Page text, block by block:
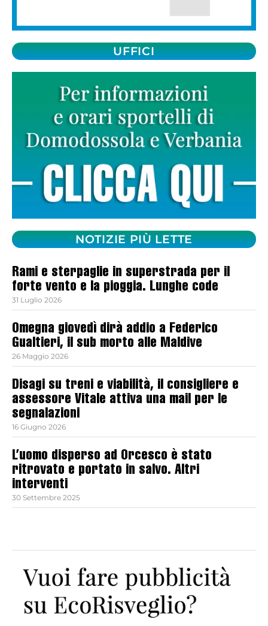
UFFICI
NOTIZIE PIÙ LETTE
Rami e sterpaglie in superstrada per il
forte vento e la pioggia. Lunghe code
31 Luglio 2026
Omegna giovedì dirà addio a Federico
Gualtieri, il sub morto alle Maldive
26 Maggio 2026
Disagi su treni e viabilità, il consigliere e
assessore Vitale attiva una mail per le
segnalazioni
16 Giugno 2026
L’uomo disperso ad Orcesco è stato
ritrovato e portato in salvo. Altri
interventi
30 Settembre 2025